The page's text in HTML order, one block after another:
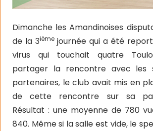
Dimanche les Amandinoises
de la 3ièmejournée qui a été
virus qui touchait quatre
partager la rencontre avec les
partenaires, le club avait mis en
de cette rencontre sur sa
Résultat : une moyenne de 780
840. Même si la salle est vide, le